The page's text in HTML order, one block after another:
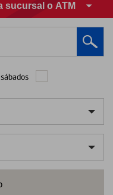
sucursal o ATM